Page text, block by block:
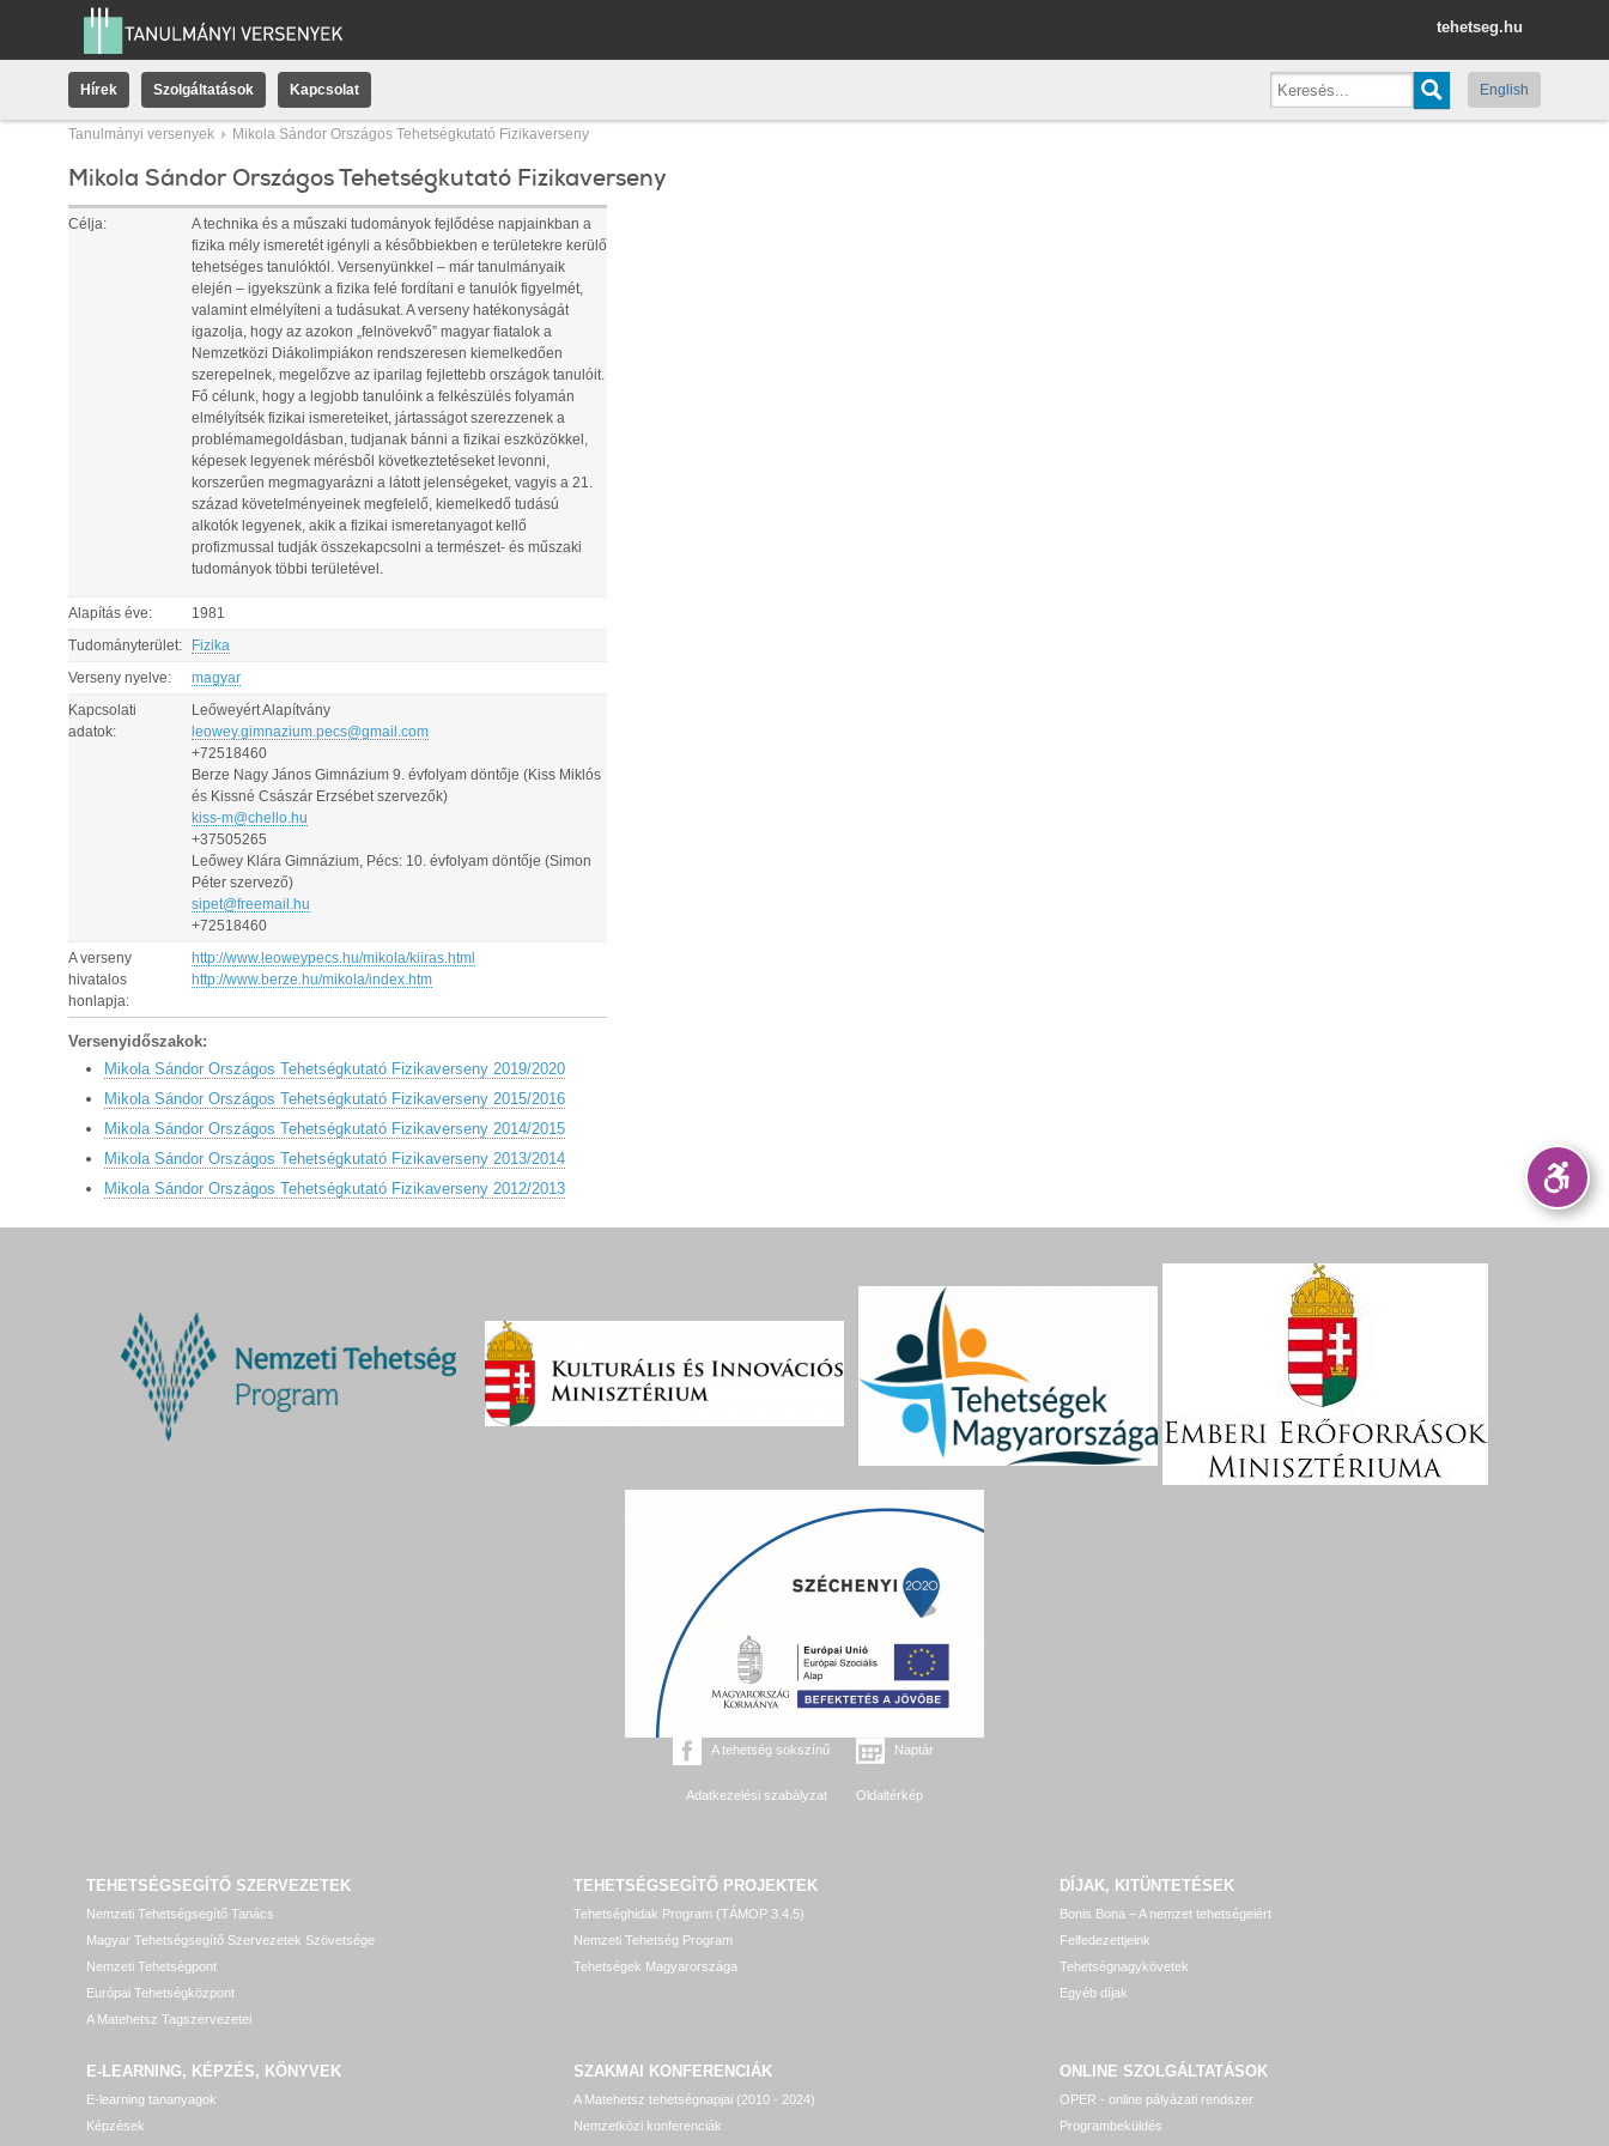
tehetseg.hu
Hírek Szolgáltatások Kapcsolat English
Tanulmányi versenyek Mikola Sándor Országos Tehetségkutató Fizikaverseny
Mikola Sándor Országos Tehetségkutató Fizikaverseny
Célja:
A technika és a műszaki tudományok fejlődése napjainkban a
fizika mély ismeretét igényli a későbbiekben e területekre kerülő
tehetséges tanulóktól. Versenyünkkel – már tanulmányaik
elején – igyekszünk a fizika felé fordítani e tanulók figyelmét,
valamint elmélyíteni a tudásukat. A verseny hatékonyságát
igazolja, hogy az azokon „felnövekvő” magyar fiatalok a
Nemzetközi Diákolimpiákon rendszeresen kiemelkedően
szerepelnek, megelőzve az iparilag fejlettebb országok tanulóit.
Fő célunk, hogy a legjobb tanulóink a felkészülés folyamán
elmélyítsék fizikai ismereteiket, jártasságot szerezzenek a
problémamegoldásban, tudjanak bánni a fizikai eszközökkel,
képesek legyenek mérésből következtetéseket levonni,
korszerűen megmagyarázni a látott jelenségeket, vagyis a 21.
század követelményeinek megfelelő, kiemelkedő tudású
alkotók legyenek, akik a fizikai ismeretanyagot kellő
profizmussal tudják összekapcsolni a természet- és műszaki
tudományok többi területével.
Alapítás éve: 1981
Tudományterület: Fizika
Verseny nyelve: magyar
Kapcsolati
adatok:
Leőweyért Alapítvány
leowey.gimnazium.pecs@gmail.com
+72518460
Berze Nagy János Gimnázium 9. évfolyam döntője (Kiss Miklós
és Kissné Császár Erzsébet szervezők)
kiss-m@chello.hu
+37505265
Leőwey Klára Gimnázium, Pécs: 10. évfolyam döntője (Simon
Péter szervező)
sipet@freemail.hu
+72518460
A verseny
hivatalos
honlapja:
http://www.leoweypecs.hu/mikola/kiiras.html
http://www.berze.hu/mikola/index.htm
Versenyidőszakok:
Mikola Sándor Országos Tehetségkutató Fizikaverseny 2019/2020
Mikola Sándor Országos Tehetségkutató Fizikaverseny 2015/2016
Mikola Sándor Országos Tehetségkutató Fizikaverseny 2014/2015
Mikola Sándor Országos Tehetségkutató Fizikaverseny 2013/2014
Mikola Sándor Országos Tehetségkutató Fizikaverseny 2012/2013
A tehetség sokszínű Naptár
Adatkezelési szabályzat Oldaltérkép
TEHETSÉGSEGÍTŐ SZERVEZETEK
Nemzeti Tehetségsegítő Tanács
Magyar Tehetségsegítő Szervezetek Szövetsége
Nemzeti Tehetségpont
Európai Tehetségközpont
A Matehetsz Tagszervezetei
TEHETSÉGSEGÍTŐ PROJEKTEK
Tehetséghidak Program (TÁMOP 3.4.5)
Nemzeti Tehetség Program
Tehetségek Magyarországa
DÍJAK, KITÜNTETÉSEK
Bonis Bona – A nemzet tehetségeiért
Felfedezettjeink
Tehetségnagykövetek
Egyéb díjak
E-LEARNING, KÉPZÉS, KÖNYVEK
E-learning tananyagok
Képzések
SZAKMAI KONFERENCIÁK
A Matehetsz tehetségnapjai (2010 - 2024)
Nemzetközi konferenciák
ONLINE SZOLGÁLTATÁSOK
OPER - online pályázati rendszer
Programbeküldés